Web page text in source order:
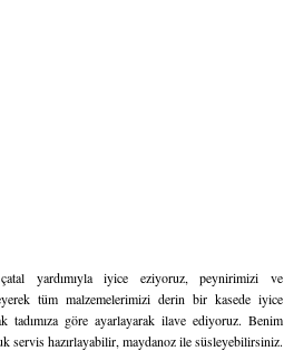
yardımıyla iyice eziyoruz, peynirimizi ve
tüm malzemelerimizi derin bir kasede iyice
tadımıza göre ayarlayarak ilave ediyoruz. Benim
servis hazırlayabilir, maydanoz ile süsleyebilirsiniz.